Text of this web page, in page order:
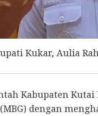
Kukar, Aulia
Kabupaten
dengan